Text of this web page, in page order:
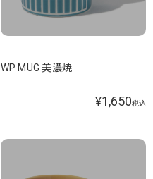
WP MUG 美濃焼
¥1,650税込